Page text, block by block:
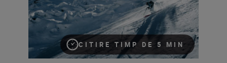
CITIRE TIMP DE 5 MIN